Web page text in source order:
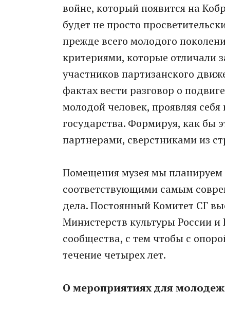
войне, который появится на
будет не просто
прежде всего молодого
критериями, которые отличали
участников партизанского
фактах вести разговор о
молодой человек, проявляя
государства. Формируя, как бы
партнерами, сверстниками из
Помещения музея мы
соответствующими самым
дела. Постоянный Комитет СГ
Министерств культуры России и
сообщества, с тем чтобы с
течение четырех лет.
О мероприятиях для